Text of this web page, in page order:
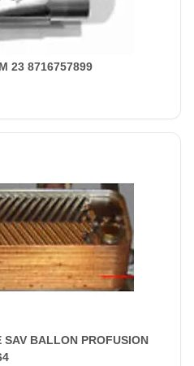
23 8716757899
SAV BALLON PROFUSION